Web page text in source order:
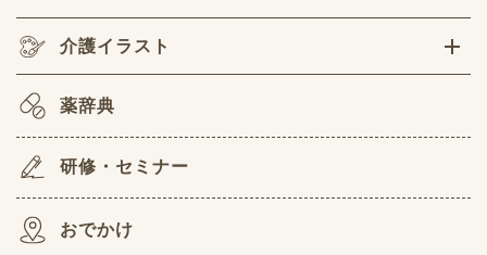
介護イラスト
薬辞典
研修・セミナー
おでかけ